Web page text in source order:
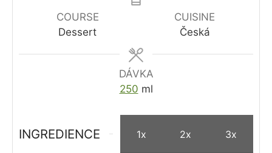
COURSE
Dessert
CUISINE
Česká
DÁVKA
250 ml
INGREDIENCE 1x 2x 3x